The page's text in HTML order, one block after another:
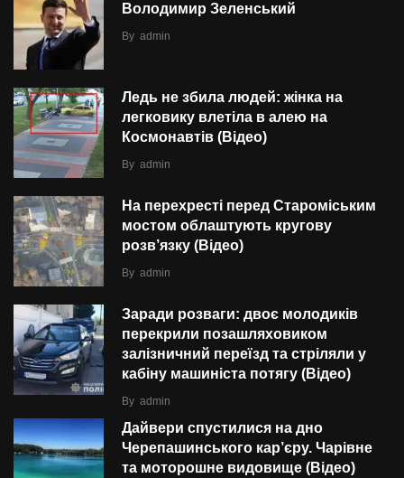
Володимир Зеленський
By admin
Ледь не збила людей: жінка на
легковику влетіла в алею на
Космонавтів (Відео)
By admin
На перехресті перед Староміським
мостом облаштують кругову
розв’язку (Відео)
By admin
Заради розваги: двоє молодиків
перекрили позашляховиком
залізничний переїзд та стріляли у
кабіну машиніста потягу (Відео)
By admin
Дайвери спустилися на дно
Черепашинського кар’єру. Чарівне
та моторошне видовище (Відео)